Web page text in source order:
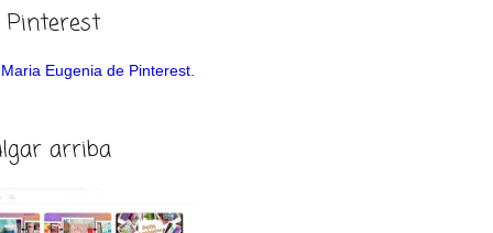
Pinterest
Eugenia de Pinterest.
arriba